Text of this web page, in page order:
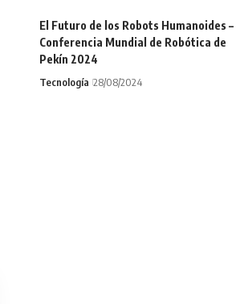
El Futuro de los Robots Humanoides –
Conferencia Mundial de Robótica de
Pekín 2024
Tecnología 28/08/2024